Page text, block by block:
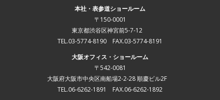
本社・表参道ショールーム
〒150-0001
東京都渋谷区神宮前5-7-12
TEL.03-5774-8190 FAX.03-5774-8191
大阪オフィス・ショールーム
〒542-0081
大阪府大阪市中央区南船場2-2-28 順慶ビル2F
TEL.06-6262-1891 FAX.06-6262-1892